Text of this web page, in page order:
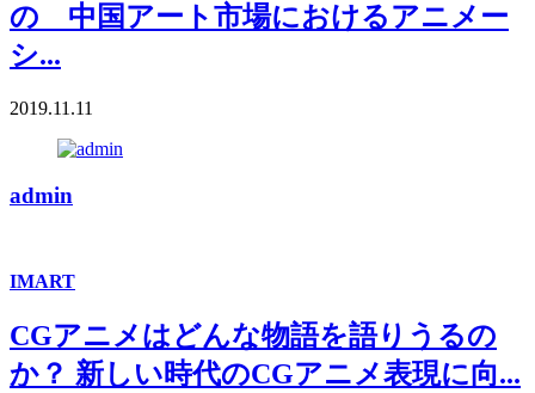
の 中国アート市場におけるアニメー
シ...
2019.11.11
admin
IMART
CGアニメはどんな物語を語りうるの
か？ 新しい時代のCGアニメ表現に向...